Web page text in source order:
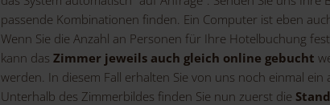
passende Kombinationen finden. Ein Computer ist eben
Wenn Sie die Anzahl an Personen für Ihre Hotelbuchung
kann dasZimmer jeweils auch gleich online gebucht
werden. In diesem Fall erhalten Sie von uns noch einmal
Unterhalb des Zimmerbildes finden Sie nun zuerst die